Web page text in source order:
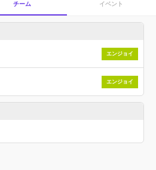
チーム イベント
エンジョイ
エンジョイ